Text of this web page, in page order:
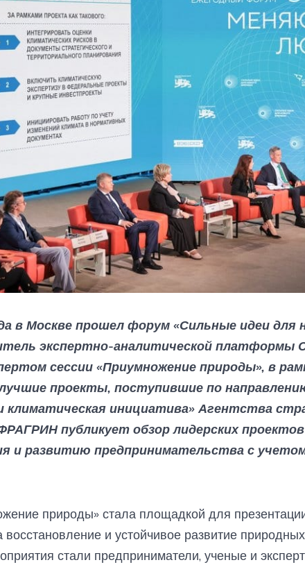
в Москве прошел форум «Сильные идеи для
экспертно-аналитической платформы
сессии «Приумножение природы», в
проекты, поступившие по
климатическая инициатива» Агентства
публикует обзор лидерских
и развитию предпринимательства с
природы» стала площадкой для
и устойчивое развитие
стали предприниматели, ученые и